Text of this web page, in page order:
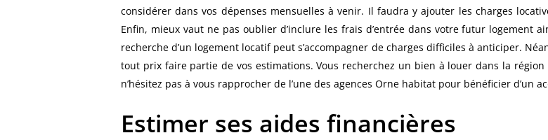
considérer dans vos dépenses mensuelles à venir. Il faudra y ajouter les charges
Enfin, mieux vaut ne pas oublier d’inclure les frais d’entrée dans votre futur logement
recherche d’un logement locatif peut s’accompagner de charges difficiles à anticiper.
tout prix faire partie de vos estimations. Vous recherchez un bien à louer dans la région
n’hésitez pas à vous rapprocher de l’une des agences Orne habitat pour bénéficier d’un
Estimer ses aides financières